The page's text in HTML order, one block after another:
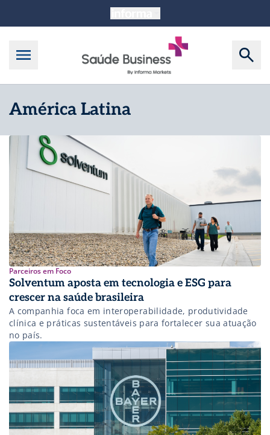
América Latina
Parceiros em Foco
Solventum aposta em tecnologia e ESG para
crescer na saúde brasileira
A companhia foca em interoperabilidade, produtividade
clínica e práticas sustentáveis para fortalecer sua atuação
no país.